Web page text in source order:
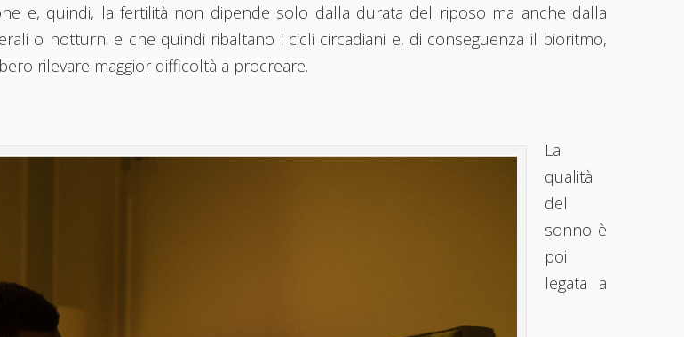
e, quindi, la fertilità non dipende solo dalla durata del riposo ma anche dalla
o notturni e che quindi ribaltano i cicli circadiani e, di conseguenza il bioritmo,
rilevare maggior difficoltà a procreare.
La
qualità
del
sonno è
poi
legata a